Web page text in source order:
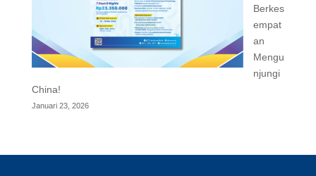
Berkes
empat
an
Mengu
njungi
China!
Januari 23, 2026